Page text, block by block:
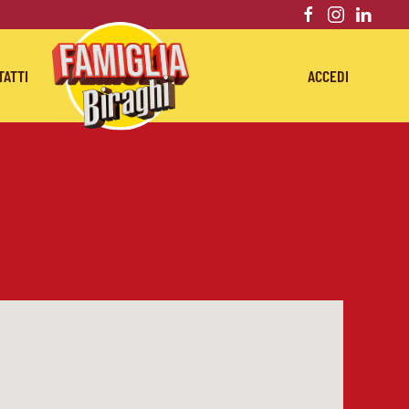
ACCEDI